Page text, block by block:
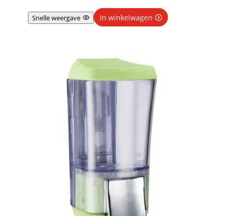
Snelle weergave In winkelwagen